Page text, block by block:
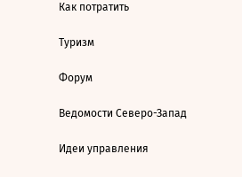
Как потратить
Туризм
Форум
Ведомости Северо-Запад
Идеи управления